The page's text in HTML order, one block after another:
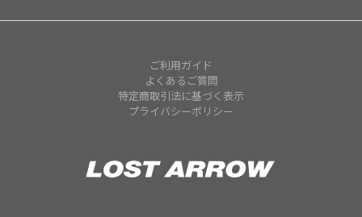
ご利用ガイド
よくあるご質問
特定商取引法に基づく表示
プライバシーポリシー